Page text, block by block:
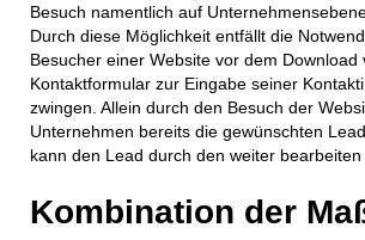
Besuch namentlich auf
Durch diese Möglichkeit entfällt die
Besucher einer Website vor dem Download
Kontaktformular zur Eingabe seiner
zwingen. Allein durch den Besuch der
Unternehmen bereits die gewünschten
kann den Lead durch den weiter bearbeiten
Kombination der